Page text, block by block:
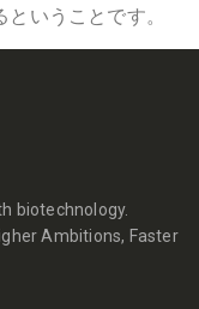
いうことです。
biotechnology.
Ambitions, Faster